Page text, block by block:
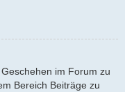
im Forum zu
Bereich Beiträge zu